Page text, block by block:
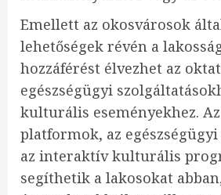
Emellett az okosvárosok
lehetőségek révén a
hozzáférést élvezhet az
egészségügyi
kulturális eseményekhez.
platformok, az
az interaktív kulturális
segíthetik a lakosokat